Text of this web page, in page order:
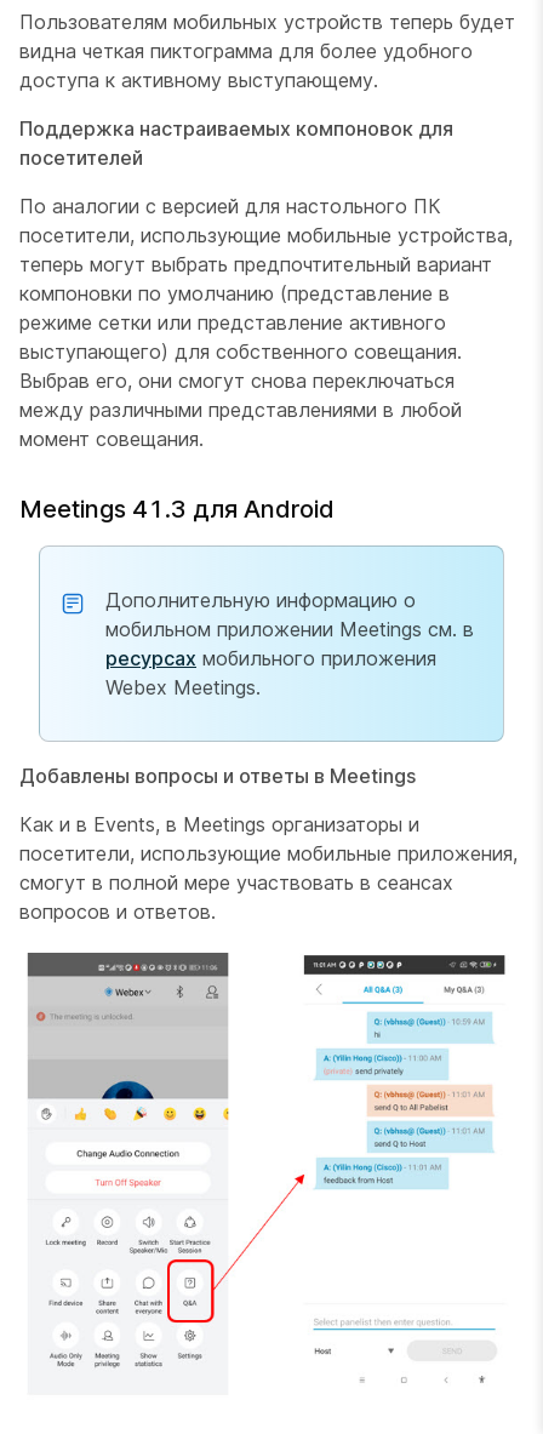
Пользователям мобильных устройств теперь будет
видна четкая пиктограмма для более удобного
доступа к активному выступающему.
Поддержка настраиваемых компоновок для
посетителей
По аналогии с версией для настольного ПК
посетители, использующие мобильные устройства,
теперь могут выбрать предпочтительный вариант
компоновки по умолчанию (представление в
режиме сетки или представление активного
выступающего) для собственного совещания.
Выбрав его, они смогут снова переключаться
между различными представлениями в любой
момент совещания.
Meetings 41.3 для Android
Дополнительную информацию о
мобильном приложении Meetings см. в
ресурсах мобильного приложения
Webex Meetings.
Добавлены вопросы и ответы в Meetings
Как и в Events, в Meetings организаторы и
посетители, использующие мобильные приложения,
смогут в полной мере участвовать в сеансах
вопросов и ответов.